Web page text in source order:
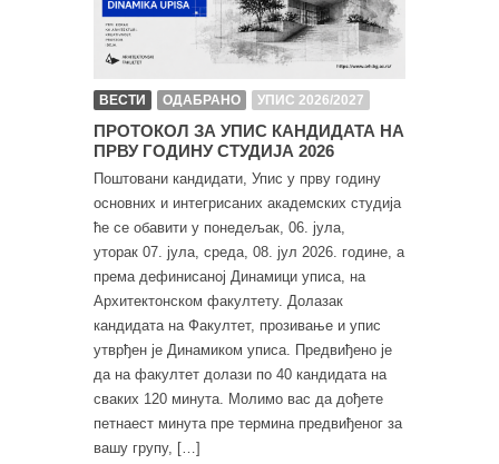
ВЕСТИ ОДАБРАНО УПИС 2026/2027
ПРОТОКОЛ ЗА УПИС КАНДИДАТА НА
ПРВУ ГОДИНУ СТУДИЈА 2026
Поштовани кандидати, Упис у прву годину
основних и интегрисаних академских студија
ће се обавити у понедељак, 06. јула,
уторак 07. јула, среда, 08. јул 2026. године, а
према дефинисаној Динамици уписа, на
Архитектонском факултету. Долазак
кандидата на Факултет, прозивање и упис
утврђен је Динамиком уписа. Предвиђено је
да на факултет долази по 40 кандидата на
сваких 120 минута. Молимо вас да дођете
петнаест минута пре термина предвиђеног за
вашу групу, […]